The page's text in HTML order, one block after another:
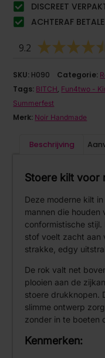
DISCREET
ACHTERAF
9.2
SKU: H090 Categorie:
Tags: BITCH, Fun4two -
Summerfest
Merk: Noir Handmade
Beschrijving
Stoere kilt voor
Deze moderne kilt
mannen die houden
conformistische
stof voelt zacht aan
strakke, edgy
De rok valt net
plooien aan de
stoere drukknopen.
slimme ontwerp
zonder in te boeten
Kenmerken: